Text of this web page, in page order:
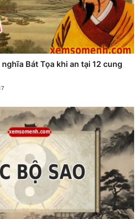
nghĩa Bát Tọa khi an tại 12 cung